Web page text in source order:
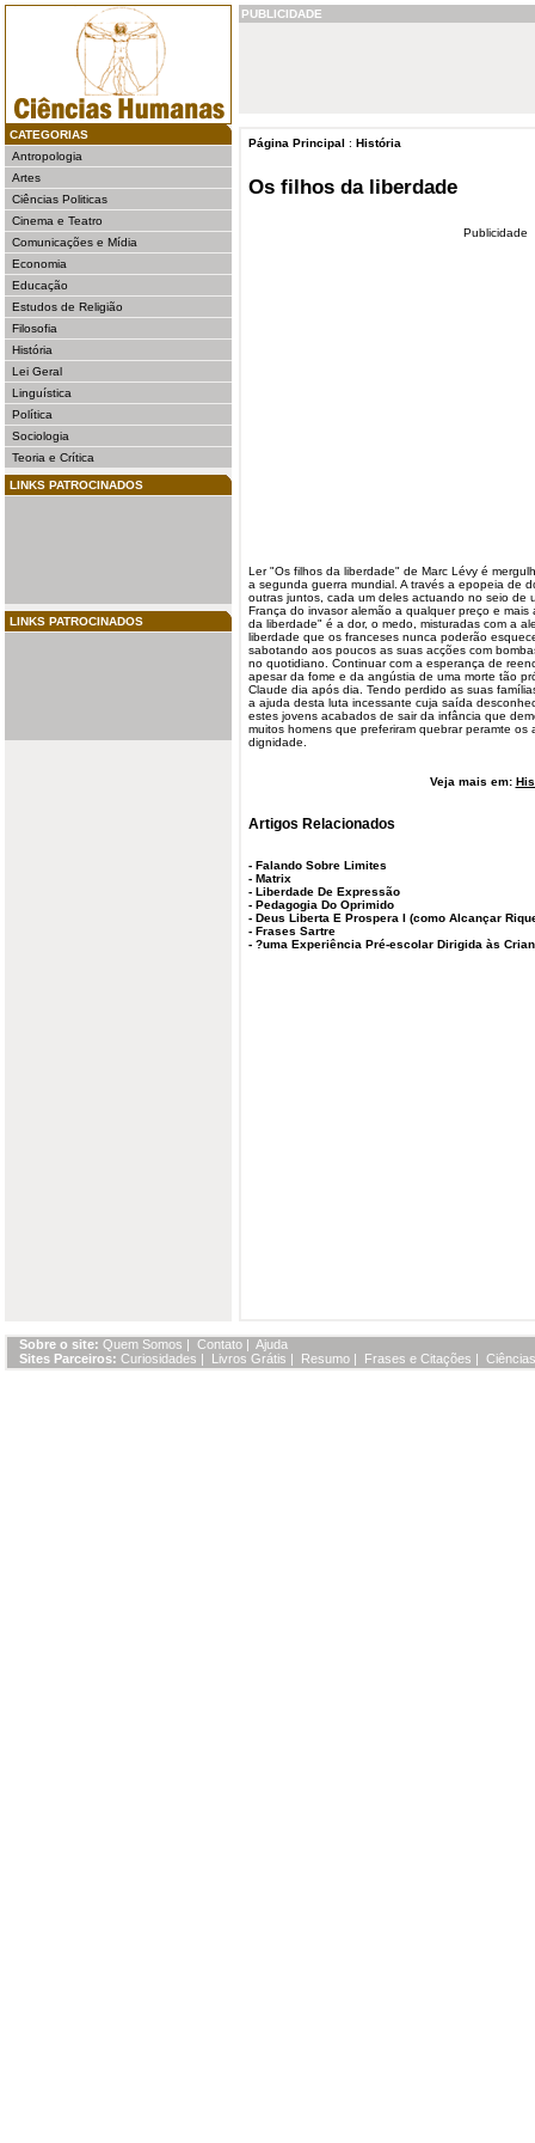
CATEGORIAS
Antropologia
Artes
Ciências Politicas
Cinema e Teatro
Comunicações e Mídia
Economia
Educação
Estudos de Religião
Filosofia
História
Lei Geral
Linguística
Política
Sociologia
Teoria e Crítica
LINKS PATROCINADOS
LINKS PATROCINADOS
PUBLICIDADE
Página Principal : História
Os filhos da liberdade
Publicidade
Ler "Os filhos da liberdade" de Marc Lévy é
a segunda guerra mundial. A través a epopeia de
outras juntos, cada um deles actuando no seio de
França do invasor alemão a qualquer preço e
da liberdade" é a dor, o medo, misturadas com a
liberdade que os franceses nunca poderão
sabotando aos poucos as suas acções com
no quotidiano. Continuar com a esperança de
apesar da fome e da angústia de uma morte tão
Claude dia após dia. Tendo perdido as suas
a ajuda desta luta incessante cuja saída
estes jovens acabados de sair da infância que
muitos homens que preferiram quebrar peramte
dignidade.
Veja mais em:
Artigos Relacionados
- Falando Sobre Limites
- Matrix
- Liberdade De Expressão
- Pedagogia Do Oprimido
- Deus Liberta E Prospera I (como Alcançar
- Frases Sartre
- ?uma Experiência Pré-escolar Dirigida às
Sobre o site: Quem Somos | Contato | Ajuda
Sites Parceiros: Curiosidades | Livros Grátis | Resumo | Frases e Citações |